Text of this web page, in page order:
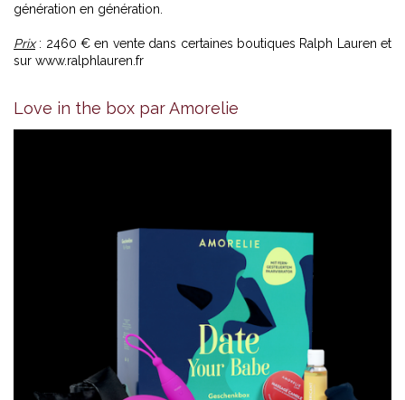
génération en génération.
Prix: 2460 € en vente dans certaines boutiques Ralph Lauren et
sur www.ralphlauren.fr
Love in the box par Amorelie